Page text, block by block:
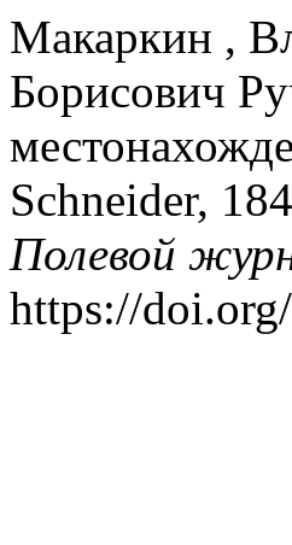
Макаркин ,
Борисович
Schneider,
Полевой
https://